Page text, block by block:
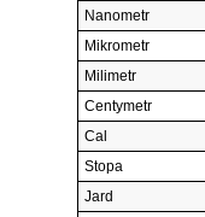
Nanometr
Mikrometr
Milimetr
Centymetr
Cal
Stopa
Jard